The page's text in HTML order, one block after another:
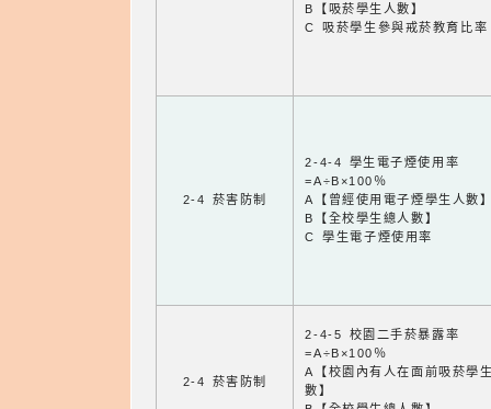
B【吸菸學生人數】
C 吸菸學生參與戒菸教育比率
2-4 菸害防制
2-4-4 學生電子煙使用率
=A÷B×100％
A【曾經使用電子煙學生人數
B【全校學生總人數】
C 學生電子煙使用率
2-4 菸害防制
2-4-5 校園二手菸暴露率
=A÷B×100％
A【校園內有人在面前吸菸學
數】